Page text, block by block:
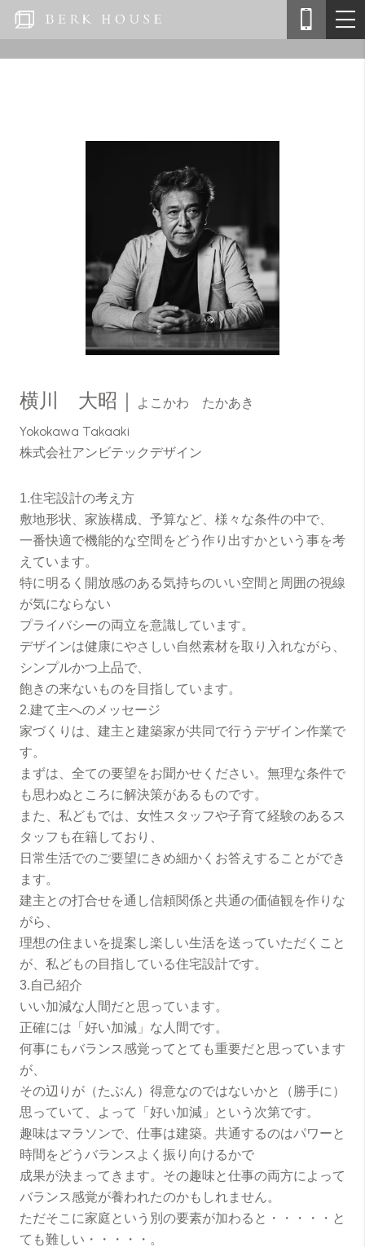
横川 大昭｜ よこかわ たかあき
Yokokawa Takaaki
株式会社アンビテックデザイン
1.住宅設計の考え方
敷地形状、家族構成、予算など、様々な条件の中で、
一番快適で機能的な空間をどう作り出すかという事を考
えています。
特に明るく開放感のある気持ちのいい空間と周囲の視線
が気にならない
プライバシーの両立を意識しています。
デザインは健康にやさしい自然素材を取り入れながら、
シンプルかつ上品で、
飽きの来ないものを目指しています。
2.建て主へのメッセージ
家づくりは、建主と建築家が共同で行うデザイン作業で
す。
まずは、全ての要望をお聞かせください。無理な条件で
も思わぬところに解決策があるものです。
また、私どもでは、女性スタッフや子育て経験のあるス
タッフも在籍しており、
日常生活でのご要望にきめ細かくお答えすることができ
ます。
建主との打合せを通し信頼関係と共通の価値観を作りな
がら、
理想の住まいを提案し楽しい生活を送っていただくこと
が、私どもの目指している住宅設計です。
3.自己紹介
いい加減な人間だと思っています。
正確には「好い加減」な人間です。
何事にもバランス感覚ってとても重要だと思っています
が、
その辺りが（たぶん）得意なのではないかと（勝手に）
思っていて、よって「好い加減」という次第です。
趣味はマラソンで、仕事は建築。共通するのはパワーと
時間をどうバランスよく振り向けるかで
成果が決まってきます。その趣味と仕事の両方によって
バランス感覚が養われたのかもしれません。
ただそこに家庭という別の要素が加わると・・・・・と
ても難しい・・・・・。